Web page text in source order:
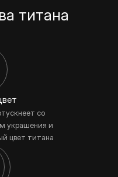
титана
со
украшения и
цвет титана